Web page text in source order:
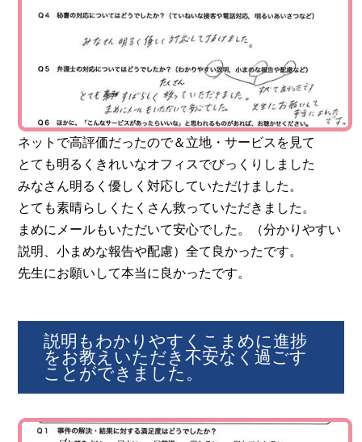
ネットで高評価だったので＆立地・サービスを見て
とても明るくきれいなオフィスでびっくりしました
みなさん明るく優しく対応していただけました。
とても素晴らしくたくさん救っていただきました。
まめにメールもいただいて安心でした。（分かりやすい
説明、小まめな報告や配慮）全て良かったです。
先生にお願いして本当に良かったです。
説明もわかりやすくこまめに進捗
をお教えいただき不安なく過ごす
ことができました。